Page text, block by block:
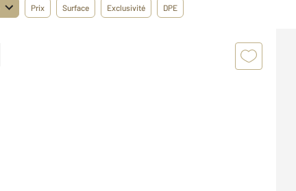
Prix Surface Exclusivité DPE